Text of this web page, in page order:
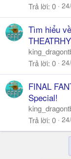
Trả lời 0
Tìm hiểu
Trả lời 0
FINAL
Special!
Trả lời 0